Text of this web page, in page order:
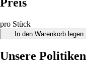
pro Stück
In den Warenkorb legen
Unsere Politiken